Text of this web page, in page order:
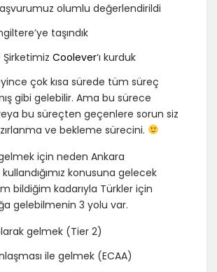
olumlu değerlendirildi
taşındık
Şirketimiz Coolever‘ı kurduk
çok kısa sürede tüm süreç
gibi gelebilir. Ama bu sürece
bu süreçten geçenlere sorun siz
ve bekleme sürecini.
için neden Ankara
kullandığımız konusuna gelecek
bildiğim kadarıyla Türkler için
gelebilmenin 3 yolu var.
gelmek (Tier 2)
ile gelmek (ECAA)